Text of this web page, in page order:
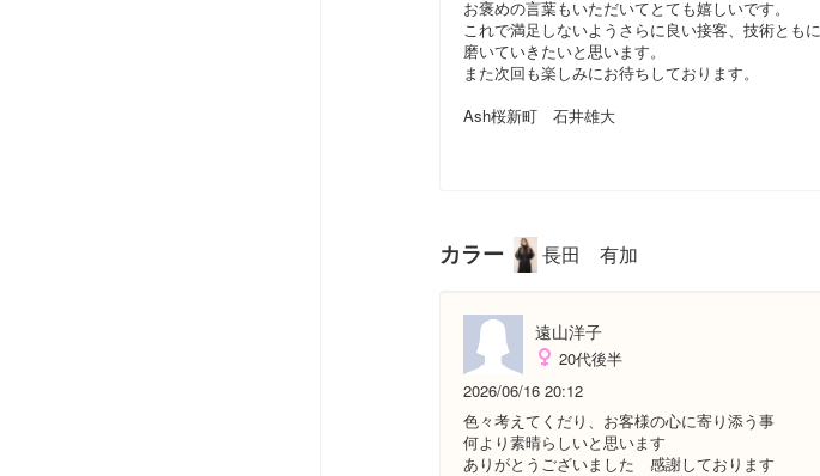
お褒めの言葉もいただいてとても嬉しいです。
これで満足しないようさらに良い接客、技術ともに
磨いていきたいと思います。
また次回も楽しみにお待ちしております。
Ash桜新町 石井雄大
カラー 長田 有加
遠山洋子
20代後半
2026/06/16 20:12
色々考えてくだり、お客様の心に寄り添う事
何より素晴らしいと思います
ありがとうございました 感謝しております